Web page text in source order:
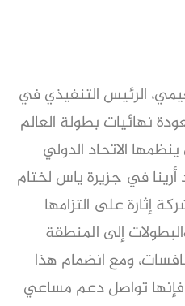
الرئيس التنفيذي في
نهائيات بطولة العالم
الاتحاد الدولي
أرينا في جزيرة ياس لختام
إثارة على التزامها
إلى المنطقة
ومع انضمام هذا
فإنها تواصل دعم مساعي